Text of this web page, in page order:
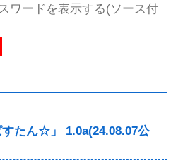
ワードを表示する(ソース付
たん☆」 1.0a(24.08.07公